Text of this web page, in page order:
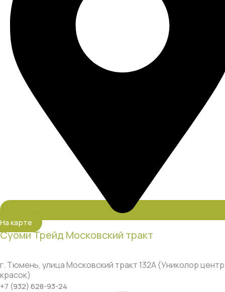
На карте
Суоми Трейд Московский тракт
г. Тюмень, улица Московский тракт 132А (Униколор центр
красок)
+7 (932) 628-93-24